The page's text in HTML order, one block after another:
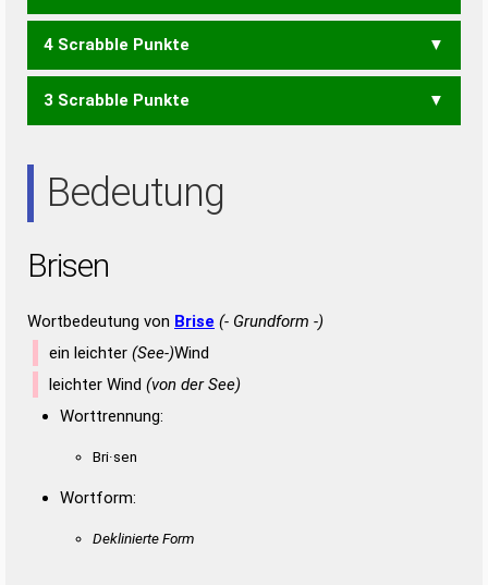
SIEB
BEI BEN BIN BIS ERB
4 Scrabble Punkte
EINS IREN NIES REIN
3 Scrabble Punkte
Bedeutung
Brisen
Wortbedeutung von Brise (- Grundform -)
ein leichter (See-)Wind
leichter Wind (von der See)
Worttrennung:
Bri·sen
Wortform:
Deklinierte Form